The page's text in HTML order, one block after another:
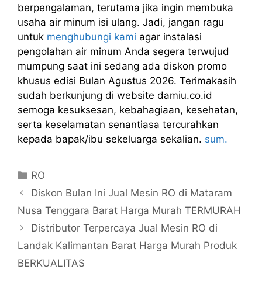
berpengalaman, terutama jika ingin membuka
usaha air minum isi ulang. Jadi, jangan ragu
untuk menghubungi kami agar instalasi
pengolahan air minum Anda segera terwujud
mumpung saat ini sedang ada diskon promo
khusus edisi Bulan Agustus 2026. Terimakasih
sudah berkunjung di website damiu.co.id
semoga kesuksesan, kebahagiaan, kesehatan,
serta keselamatan senantiasa tercurahkan
kepada bapak/ibu sekeluarga sekalian. sum.
Kategori
RO
Diskon Bulan Ini Jual Mesin RO di Mataram
Nusa Tenggara Barat Harga Murah TERMURAH
Distributor Terpercaya Jual Mesin RO di
Landak Kalimantan Barat Harga Murah Produk
BERKUALITAS